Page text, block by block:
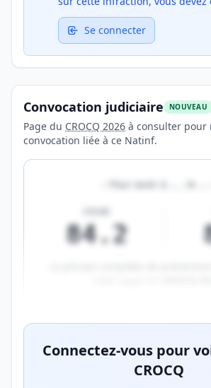
Se connecter
Convocation judiciaire NOUVEAU
Page du CROCQ 2026 à consulter pour
convocation liée à ce Natinf.
Pour avoir à
84.2
Connectez-vous pour
CROCQ